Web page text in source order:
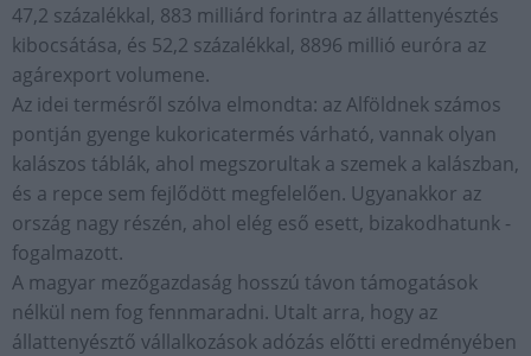
47,2 százalékkal, 883 milliárd forintra az állattenyésztés
kibocsátása, és 52,2 százalékkal, 8896 millió euróra az
agárexport volumene.
Az idei termésről szólva elmondta: az Alföldnek számos
pontján gyenge kukoricatermés várható, vannak olyan
kalászos táblák, ahol megszorultak a szemek a kalászban,
és a repce sem fejlődött megfelelően. Ugyanakkor az
ország nagy részén, ahol elég eső esett, bizakodhatunk -
fogalmazott.
A magyar mezőgazdaság hosszú távon támogatások
nélkül nem fog fennmaradni. Utalt arra, hogy az
állattenyésztő vállalkozások adózás előtti eredményében